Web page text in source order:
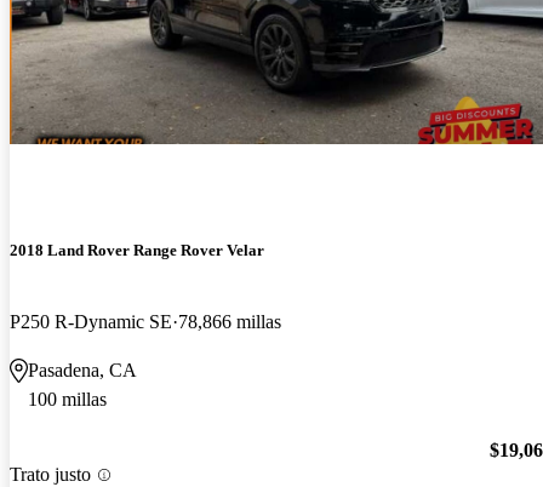
2018 Land Rover Range Rover Velar
P250 R-Dynamic SE 78,866 millas
Pasadena, CA
100 millas
Trato justo